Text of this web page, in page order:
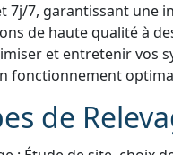
7j/7, garantissant une
de haute qualité à
et entretenir vos
fonctionnement
de